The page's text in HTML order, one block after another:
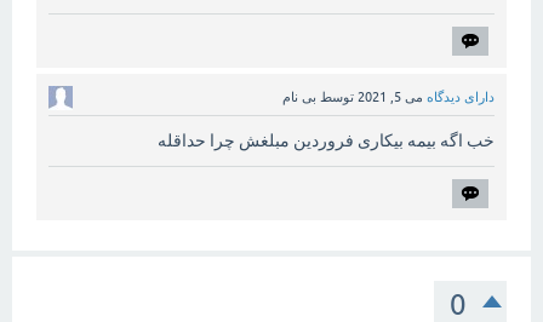
دارای دیدگاه می 5, 2021 توسط بی نام
خب اگه بیمه بیکاری فروردین مبلغش چرا حداقله
0